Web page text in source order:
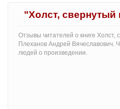
"Холст, свернутый
Отзывы читателей о книге Холст,
Плеханов Андрей Вячеславович.
людей о произведении.